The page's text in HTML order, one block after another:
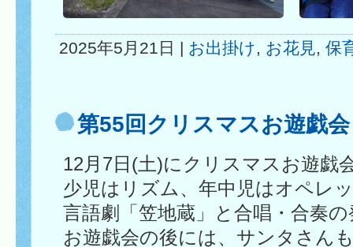
2025年5月21日 | お出掛け, お花見, 保
第55回クリスマスお遊戯会
12月7日(土)にクリスマスお遊戯
少児はリズム、年中児はオペレ
言語劇「笠地蔵」と合唱・合奏
お遊戯会の後には、サンタさん